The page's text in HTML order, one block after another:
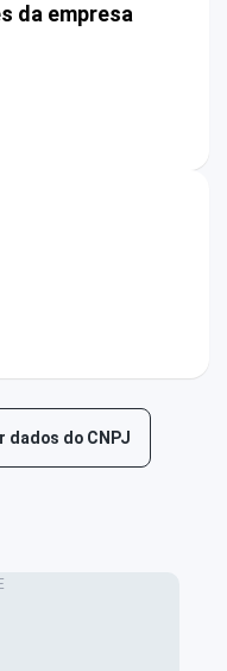
da empresa
dados do CNPJ